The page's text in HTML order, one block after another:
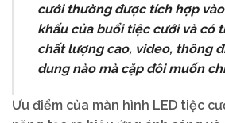
cưới thường được tích hợp
khấu của buổi tiệc cưới và có
chất lượng cao, video, thông
dung nào mà cặp đôi muốn
Ưu điểm của màn hình LED tiệc